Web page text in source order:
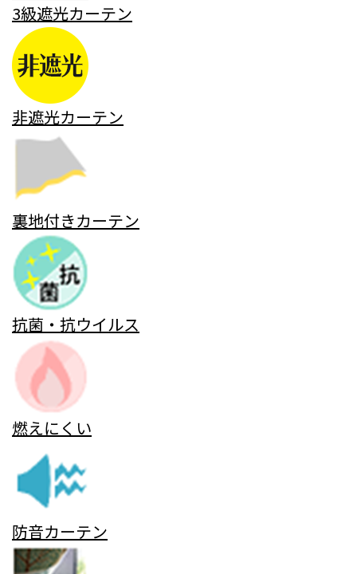
3級遮光カーテン
非遮光カーテン
裏地付きカーテン
抗菌・抗ウイルス
燃えにくい
防音カーテン